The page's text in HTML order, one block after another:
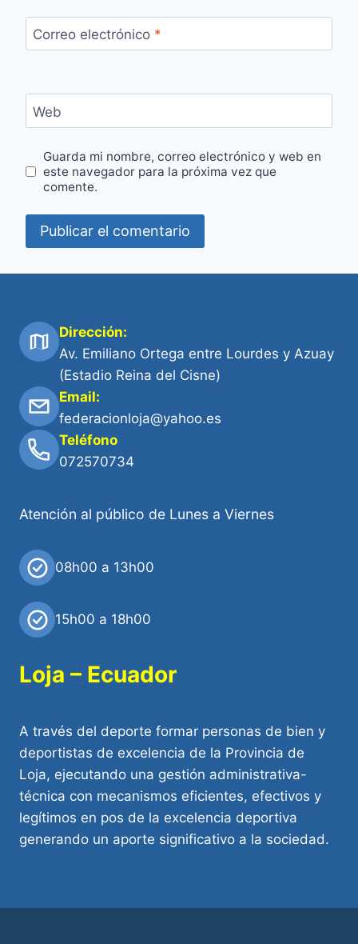
Correo electrónico *
Web
Guarda mi nombre, correo electrónico y web en
este navegador para la próxima vez que
comente.
Dirección:
Av. Emiliano Ortega entre Lourdes y Azuay
(Estadio Reina del Cisne)
Email:
federacionloja@yahoo.es
Teléfono
072570734
Atención al público de Lunes a Viernes
08h00 a 13h00
15h00 a 18h00
Loja – Ecuador
A través del deporte formar personas de bien y
deportistas de excelencia de la Provincia de
Loja, ejecutando una gestión administrativa-
técnica con mecanismos eficientes, efectivos y
legítimos en pos de la excelencia deportiva
generando un aporte significativo a la sociedad.